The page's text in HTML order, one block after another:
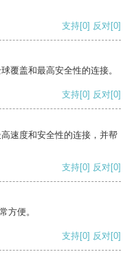
支持[0] 反对[0]
覆盖和最高安全性的连接。
支持[0] 反对[0]
速度和安全性的连接，并帮
支持[0] 反对[0]
方便。
支持[0] 反对[0]